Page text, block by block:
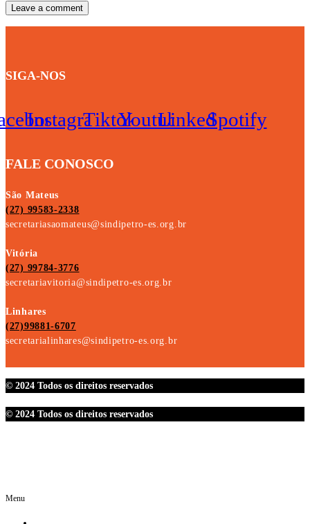
SIGA-NOS
InstagramTiktokYoutubeLinkedinSpotify
FALE CONOSCO
São Mateus
(27) 99583-2338
secretariasaomateus@sindipetro-es.org.br
Vitória
(27) 99784-3776
secretariavitoria@sindipetro-es.org.br
Linhares
(27)99881-6707
secretarialinhares@sindipetro-es.org.br
© 2024 Todos os direitos reservados
© 2024 Todos os direitos reservados
Menu